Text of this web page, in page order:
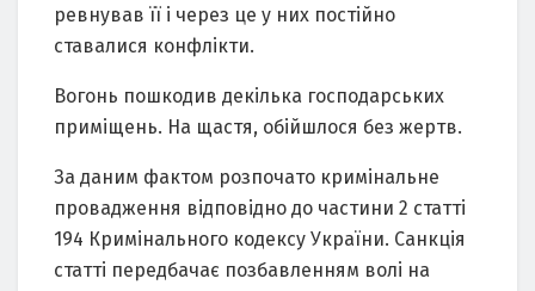
ревнував її і через це у них постійно
ставалися конфлікти.
Вогонь пошкодив декілька господарських
приміщень. На щастя, обійшлося без жертв.
За даним фактом розпочато кримінальне
провадження відповідно до частини 2 статті
194 Кримінального кодексу України. Санкція
статті передбачає позбавленням волі на